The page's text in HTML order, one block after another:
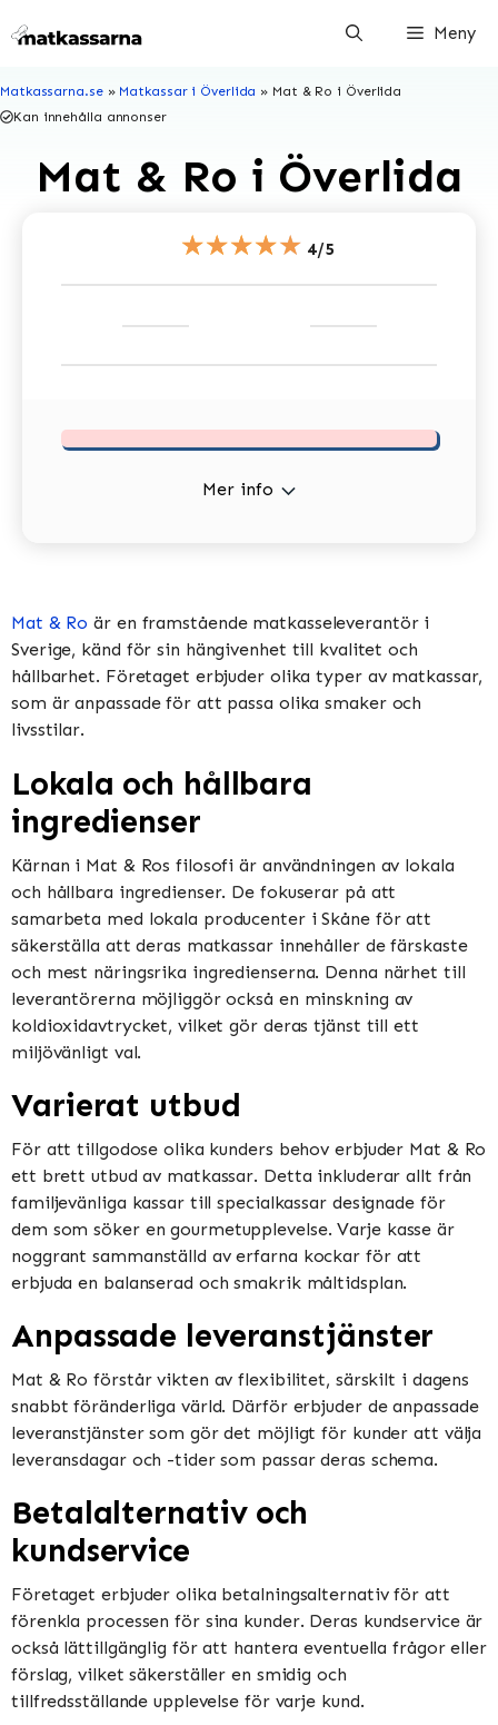
till
Meny
Matkassarna.se» Matkassar i Överlida » Mat & Ro i Överlida
Kan innehålla annonser
Mat & Ro i Överlida
★★★★★ 4/5
Mer info
Mat & Ro är en framstående matkasseleverantör i
Sverige, känd för sin hängivenhet till kvalitet och
hållbarhet. Företaget erbjuder olika typer av matkassar,
som är anpassade för att passa olika smaker och
livsstilar.
Lokala och hållbara
ingredienser
Kärnan i Mat & Ros filosofi är användningen av lokala
och hållbara ingredienser. De fokuserar på att
samarbeta med lokala producenter i Skåne för att
säkerställa att deras matkassar innehåller de färskaste
och mest näringsrika ingredienserna. Denna närhet till
leverantörerna möjliggör också en minskning av
koldioxidavtrycket, vilket gör deras tjänst till ett
miljövänligt val.
Varierat utbud
För att tillgodose olika kunders behov erbjuder Mat & Ro
ett brett utbud av matkassar. Detta inkluderar allt från
familjevänliga kassar till specialkassar designade för
dem som söker en gourmetupplevelse. Varje kasse är
noggrant sammanställd av erfarna kockar för att
erbjuda en balanserad och smakrik måltidsplan.
Anpassade leveranstjänster
Mat & Ro förstår vikten av flexibilitet, särskilt i dagens
snabbt föränderliga värld. Därför erbjuder de anpassade
leveranstjänster som gör det möjligt för kunder att välja
leveransdagar och -tider som passar deras schema.
Betalalternativ och
kundservice
Företaget erbjuder olika betalningsalternativ för att
förenkla processen för sina kunder. Deras kundservice är
också lättillgänglig för att hantera eventuella frågor eller
förslag, vilket säkerställer en smidig och
tillfredsställande upplevelse för varje kund.